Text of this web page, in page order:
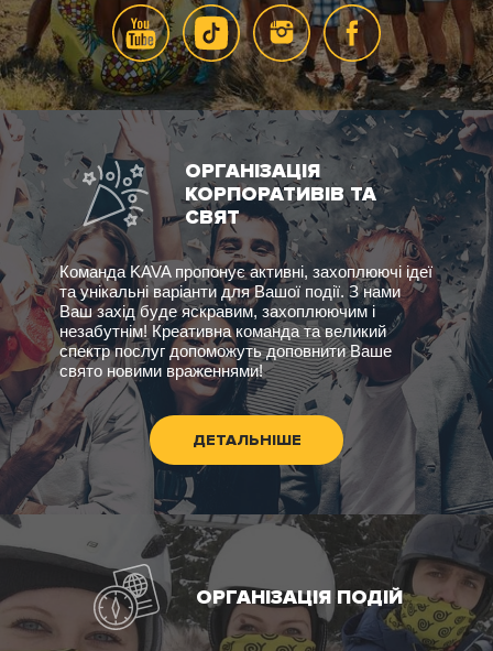
ОРГАНІЗАЦІЯ
КОРПОРАТИВІВ ТА
СВЯТ
Команда KAVA пропонує активні, захоплюючі ідеї
та унікальні варіанти для Вашої події. З нами
Ваш захід буде яскравим, захоплюючим і
незабутнім! Креативна команда та великий
спектр послуг допоможуть доповнити Ваше
свято новими враженнями!
ДЕТАЛЬНІШЕ
ОРГАНІЗАЦІЯ ПОДІЙ